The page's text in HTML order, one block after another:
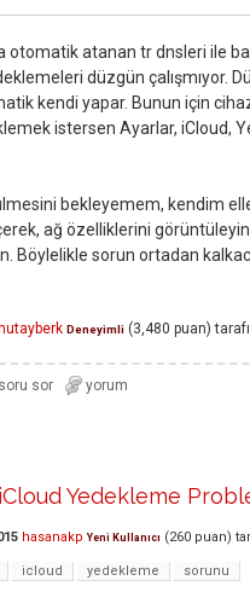
otomatik atanan tr dnsleri ile
düzgün çalışmıyor.
kendi yapar. Bunun için
istersen Ayarlar, iCloud,
bekleyemem, kendim
ağ özelliklerini
Böylelikle sorun ortadan
Deneyimli (3,480 puan)
Yedekleme
hasanakp Yeni Kullanıcı (260 puan)
icloud yedekleme sorunu